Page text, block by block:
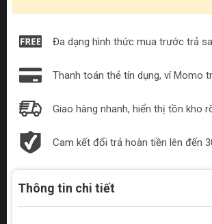
Đa dạng hình thức mua trước trả
Thanh toán thẻ tín dụng, ví Momo
Giao hàng nhanh, hiển thị tồn kho
Cam kết đổi trả hoàn tiền lên đến
Thông tin chi tiết